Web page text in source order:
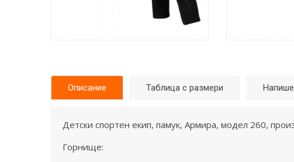
Описание Таблица с размери
Детски спортен екип, памук, Армира, модел 260,
Горнище: